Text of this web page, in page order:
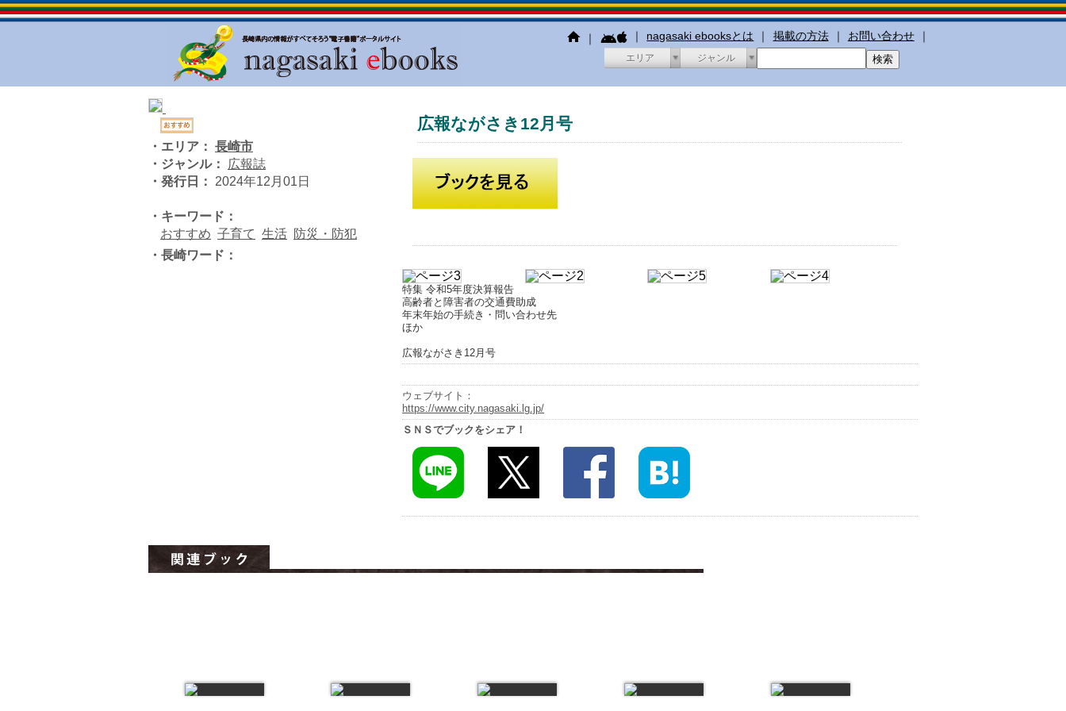
｜ ｜ nagasaki ebooksとは ｜ 掲載の方法 ｜ お問い合わせ ｜
エリア ジャンル
広報ながさき12月号
・エリア： 長崎市
・ジャンル：
広報誌
・発行日：
2024年12月01日
・キーワード：
おすすめ 子育て 生活 防災・防犯
・長崎ワード：
特集 令和5年度決算報告
高齢者と障害者の交通費助成
年末年始の手続き・問い合わせ先
ほか
広報ながさき12月号
ウェブサイト：
https://www.city.nagasaki.lg.jp/
ＳＮＳでブックをシェア！